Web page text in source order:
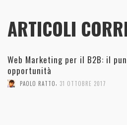
ARTICOLI
Web Marketing per il B2B: il
opportunità
PAOLO RATTO, 31 OTTOBRE 2017